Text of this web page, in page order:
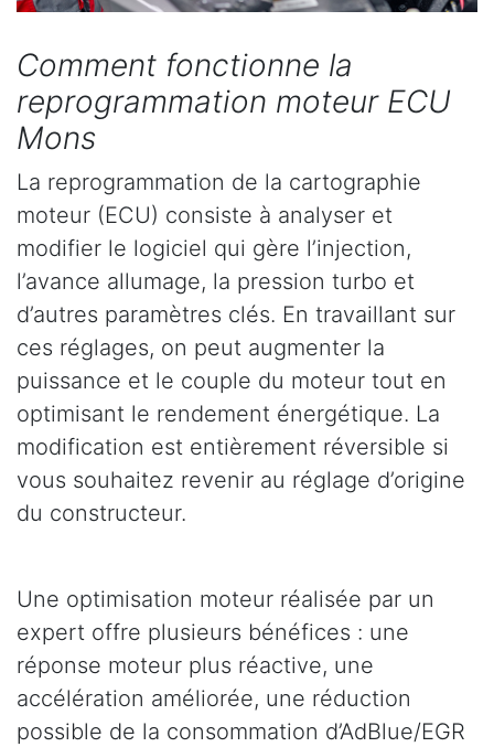
Comment fonctionne la
reprogrammation moteur ECU
Mons
La reprogrammation de la cartographie
moteur (ECU) consiste à analyser et
modifier le logiciel qui gère l’injection,
l’avance allumage, la pression turbo et
d’autres paramètres clés. En travaillant sur
ces réglages, on peut augmenter la
puissance et le couple du moteur tout en
optimisant le rendement énergétique. La
modification est entièrement réversible si
vous souhaitez revenir au réglage d’origine
du constructeur.
Une optimisation moteur réalisée par un
expert offre plusieurs bénéfices : une
réponse moteur plus réactive, une
accélération améliorée, une réduction
possible de la consommation d’AdBlue/EGR